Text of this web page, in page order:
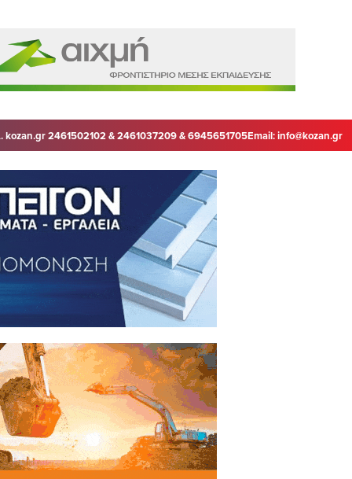
kozan.gr 2461502102 & 2461037209 & 6945651705Email:info@kozan.gr